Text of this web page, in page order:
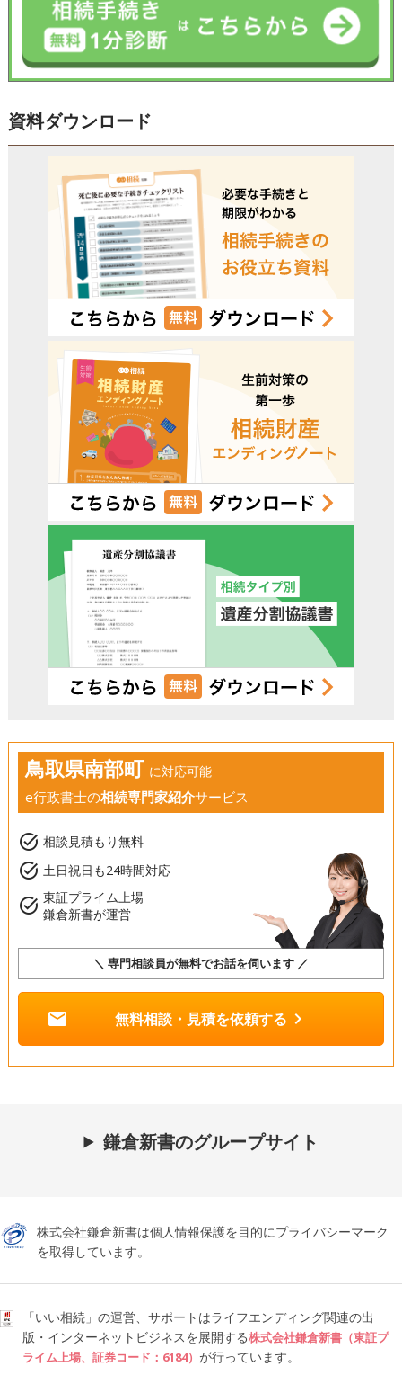
資料ダウンロード
鳥取県南部町 に対応可能
e行政書士の相続専門家紹介サービス
task_alt 相談見積もり無料
task_alt 土日祝日も24時間対応
task_alt 東証プライム上場
鎌倉新書が運営
＼ 専門相談員が無料でお話を伺います ／
mail 無料相談・見積を依頼する chevron_right
鎌倉新書のグループサイト
株式会社鎌倉新書は個人情報保護を目的にプライバシーマーク
を取得しています。
「いい相続」の運営、サポートはライフエンディング関連の出
版・インターネットビジネスを展開する株式会社鎌倉新書（東証プ
ライム上場、証券コード：6184） が行っています。